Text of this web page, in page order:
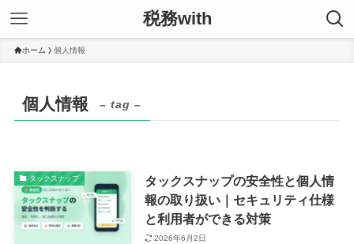
税務with
ホーム 個人情報
個人情報 – tag –
タックスナップ
タックスナップの安全性と個人情
報の取り扱い｜セキュリティ仕様
と利用者ができる対策
2026年6月2日